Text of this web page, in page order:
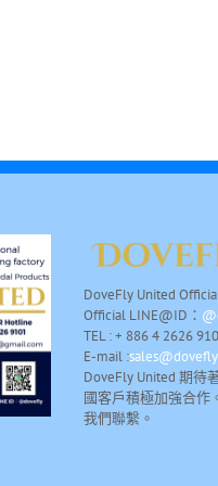
DoveFly United
Official LINE@ID：
TEL : + 886 4 2626
E-mail :
DoveFly United 期待
國客戶積極加強合作
我們聯繫。